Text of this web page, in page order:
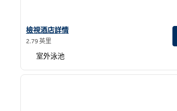
查看洛杉磯羅斯美德希爾頓逸林酒店詳情
檢視酒店詳情
2.79 英里
室外泳池
第 1 頁，共 12 頁